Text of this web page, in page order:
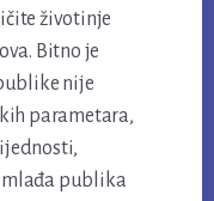
životinje
Bitno je
nije
parametara,
mlađa publika